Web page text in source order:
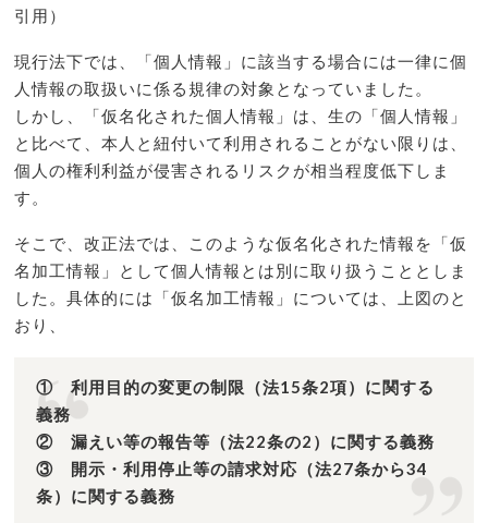
引用）
現行法下では、「個人情報」に該当する場合には一律に個
人情報の取扱いに係る規律の対象となっていました。
しかし、「仮名化された個人情報」は、生の「個人情報」
と比べて、本人と紐付いて利用されることがない限りは、
個人の権利利益が侵害されるリスクが相当程度低下しま
す。
そこで、改正法では、このような仮名化された情報を「仮
名加工情報」として個人情報とは別に取り扱うこととしま
した。具体的には「仮名加工情報」については、上図のと
おり、
① 利用目的の変更の制限（法15条2項）に関する
義務
② 漏えい等の報告等（法22条の2）に関する義務
③ 開示・利用停止等の請求対応（法27条から34
条）に関する義務